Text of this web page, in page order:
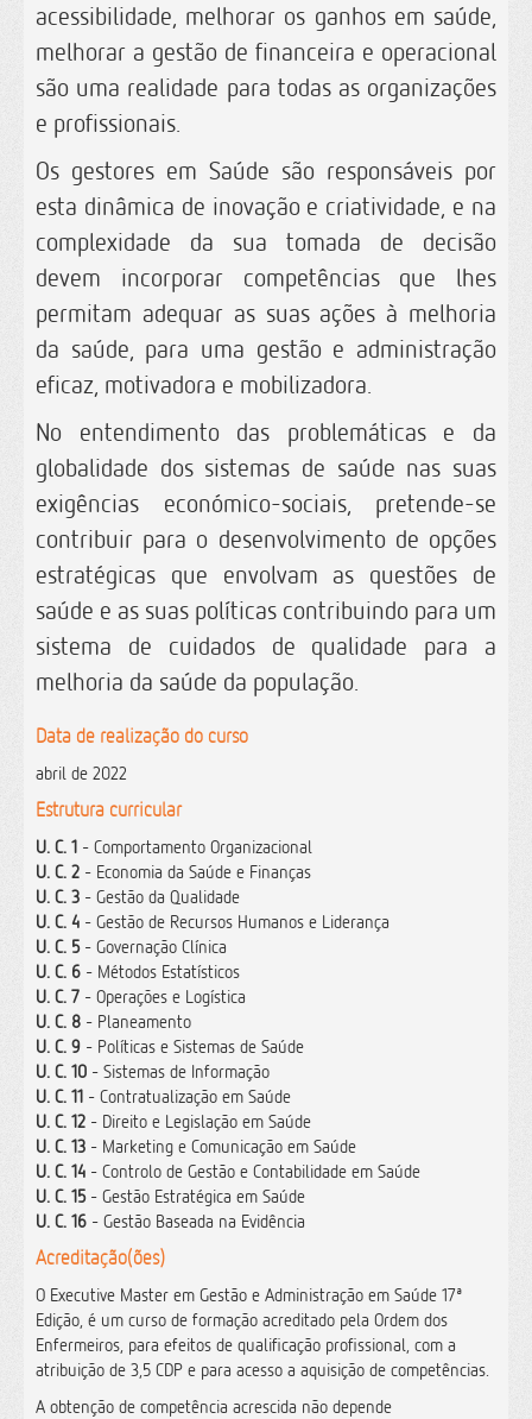
acessibilidade, melhorar os ganhos em saúde,
melhorar a gestão de financeira e operacional
são uma realidade para todas as organizações
e profissionais.
Os gestores em Saúde são responsáveis por
esta dinâmica de inovação e criatividade, e na
complexidade da sua tomada de decisão
devem incorporar competências que lhes
permitam adequar as suas ações à melhoria
da saúde, para uma gestão e administração
eficaz, motivadora e mobilizadora.
No entendimento das problemáticas e da
globalidade dos sistemas de saúde nas suas
exigências económico-sociais, pretende-se
contribuir para o desenvolvimento de opções
estratégicas que envolvam as questões de
saúde e as suas políticas contribuindo para um
sistema de cuidados de qualidade para a
melhoria da saúde da população.
Data de realização do curso
abril de 2022
Estrutura curricular
U. C. 1 - Comportamento Organizacional
U. C. 2 - Economia da Saúde e Finanças
U. C. 3 - Gestão da Qualidade
U. C. 4 - Gestão de Recursos Humanos e Liderança
U. C. 5 - Governação Clínica
U. C. 6 - Métodos Estatísticos
U. C. 7 - Operações e Logística
U. C. 8 - Planeamento
U. C. 9 - Políticas e Sistemas de Saúde
U. C. 10 - Sistemas de Informação
U. C. 11 - Contratualização em Saúde
U. C. 12 - Direito e Legislação em Saúde
U. C. 13 - Marketing e Comunicação em Saúde
U. C. 14 - Controlo de Gestão e Contabilidade em Saúde
U. C. 15 - Gestão Estratégica em Saúde
U. C. 16 - Gestão Baseada na Evidência
Acreditação(ões)
O Executive Master em Gestão e Administração em Saúde 17ª
Edição, é um curso de formação acreditado pela Ordem dos
Enfermeiros, para efeitos de qualificação profissional, com a
atribuição de 3,5 CDP e para acesso a aquisição de competências.
A obtenção de competência acrescida não depende